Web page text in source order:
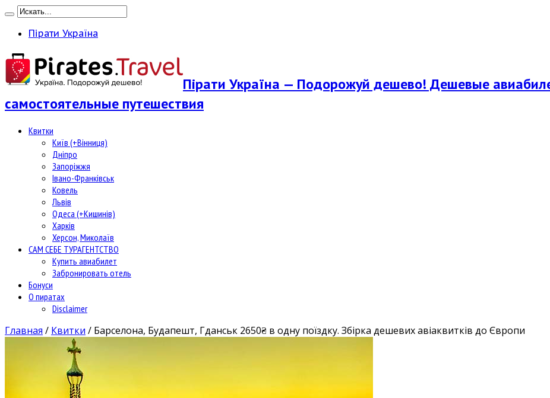
Пірати Україна
Пірати Україна — Подорожуй дешево! Дешевые
самостоятельные путешествия
Квитки
Київ (+Вінниця)
Дніпро
Запоріжжя
Івано-Франківськ
Ковель
Львів
Одеса (+Кишинів)
Харків
Херсон, Миколаїв
САМ СЕБЕ ТУРАГЕНТСТВО
Купить авиабилет
Забронировать отель
Бонуси
О пиратах
Disclaimer
Главная / Квитки / Барселона, Будапешт, Гданськ 2650₴ в одну поїздку. Збірка дешевих авіаквитків до Європи